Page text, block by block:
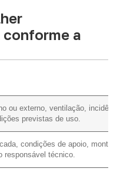
conforme a
ou externo, ventilação,
previstas de uso.
condições de apoio,
responsável técnico.